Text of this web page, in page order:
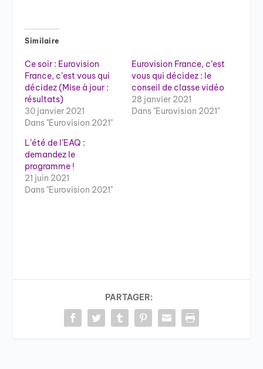
Similaire
Ce soir : Eurovision
France, c’est vous qui
décidez (Mise à jour :
résultats)
30 janvier 2021
Dans "Eurovision 2021"
Eurovision France, c’est
vous qui décidez : le
conseil de classe vidéo
28 janvier 2021
Dans "Eurovision 2021"
L’été de l’EAQ :
demandez le
programme !
21 juin 2021
Dans "Eurovision 2021"
PARTAGER: